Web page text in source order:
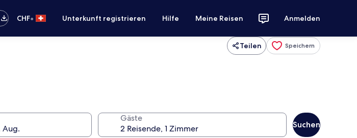
CHF• Unterkunft registrieren Hilfe Meine Reisen Anmelden
Teilen Speichern
Gäste
Suchen